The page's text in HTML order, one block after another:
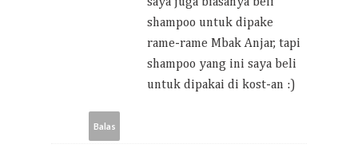
shampoo untuk dipake
rame-rame Mbak Anjar, tapi
shampoo yang ini saya beli
untuk dipakai di kost-an :)
Balas